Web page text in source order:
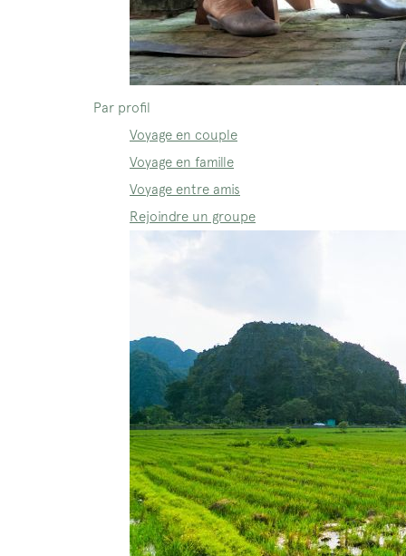
Par profil
Voyage en couple
Voyage en famille
Voyage entre amis
Rejoindre un groupe